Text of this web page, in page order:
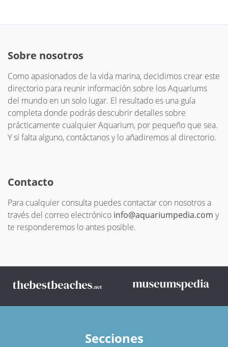
Sobre nosotros
Como apasionados de la vida marina, decidimos crear este
directorio para reunir información sobre los Aquariums
del mundo en un solo lugar. El resultado es una guía
completa donde podrás descubrir detalles sobre
prácticamente cualquier Aquarium, por pequeño que sea.
Y si falta alguno, contáctanos y lo añadiremos al directorio.
Contacto
Para cualquier consulta puedes contactar con nosotros a
través del correo electrónico info@aquariumpedia.com y
te responderemos lo antes posible.
Secciones